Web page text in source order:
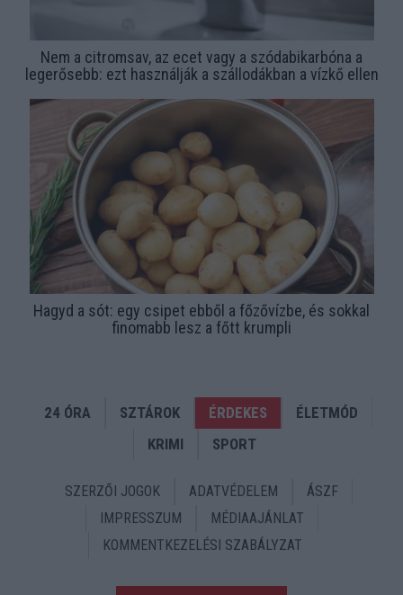
Nem a citromsav, az ecet vagy a szódabikarbóna a
legerősebb: ezt használják a szállodákban a vízkő ellen
Hagyd a sót: egy csipet ebből a főzővízbe, és sokkal
finomabb lesz a főtt krumpli
24 ÓRA SZTÁROK ÉRDEKES
ÉLETMÓD
KRIMI
SPORT
SZERZŐI JOGOK ADATVÉDELEM
ÁSZF
IMPRESSZUM
MÉDIAAJÁNLAT
KOMMENTKEZELÉSI SZABÁLYZAT